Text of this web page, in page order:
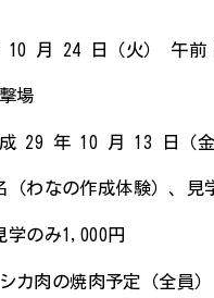
10 月 24 日（火） 午
場
29 年 10 月 13 日（金
わなの作成体験）、見
学のみ1,000円
カ肉の焼肉予定（全員）